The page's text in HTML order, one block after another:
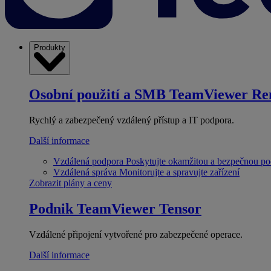
Produkty
Osobní použití a SMB TeamViewer
Rychlý a zabezpečený vzdálený přístup a IT podpora.
Další informace
Vzdálená podpora Poskytujte okamžitou a bezpečnou
Vzdálená správa Monitorujte a spravujte zařízení
Zobrazit plány a ceny
Podnik TeamViewer Tensor
Vzdálené připojení vytvořené pro zabezpečené operace.
Další informace